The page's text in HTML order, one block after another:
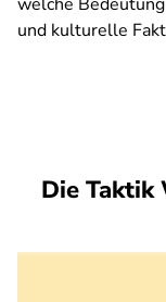
und kulturelle
Die Taktik